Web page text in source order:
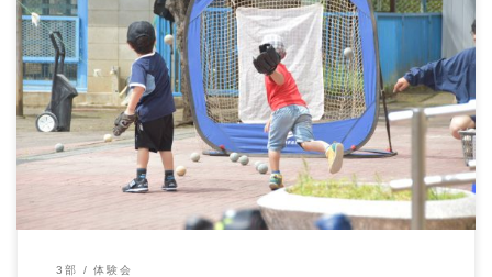
6月の体験会のお知らせです。 事前の申し込みは不要です。 興味
のある方は、直接お […]
3部 体験会